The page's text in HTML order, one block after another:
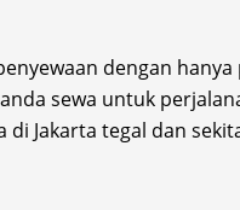
dengan
sewa untuk
Jakarta tegal dan